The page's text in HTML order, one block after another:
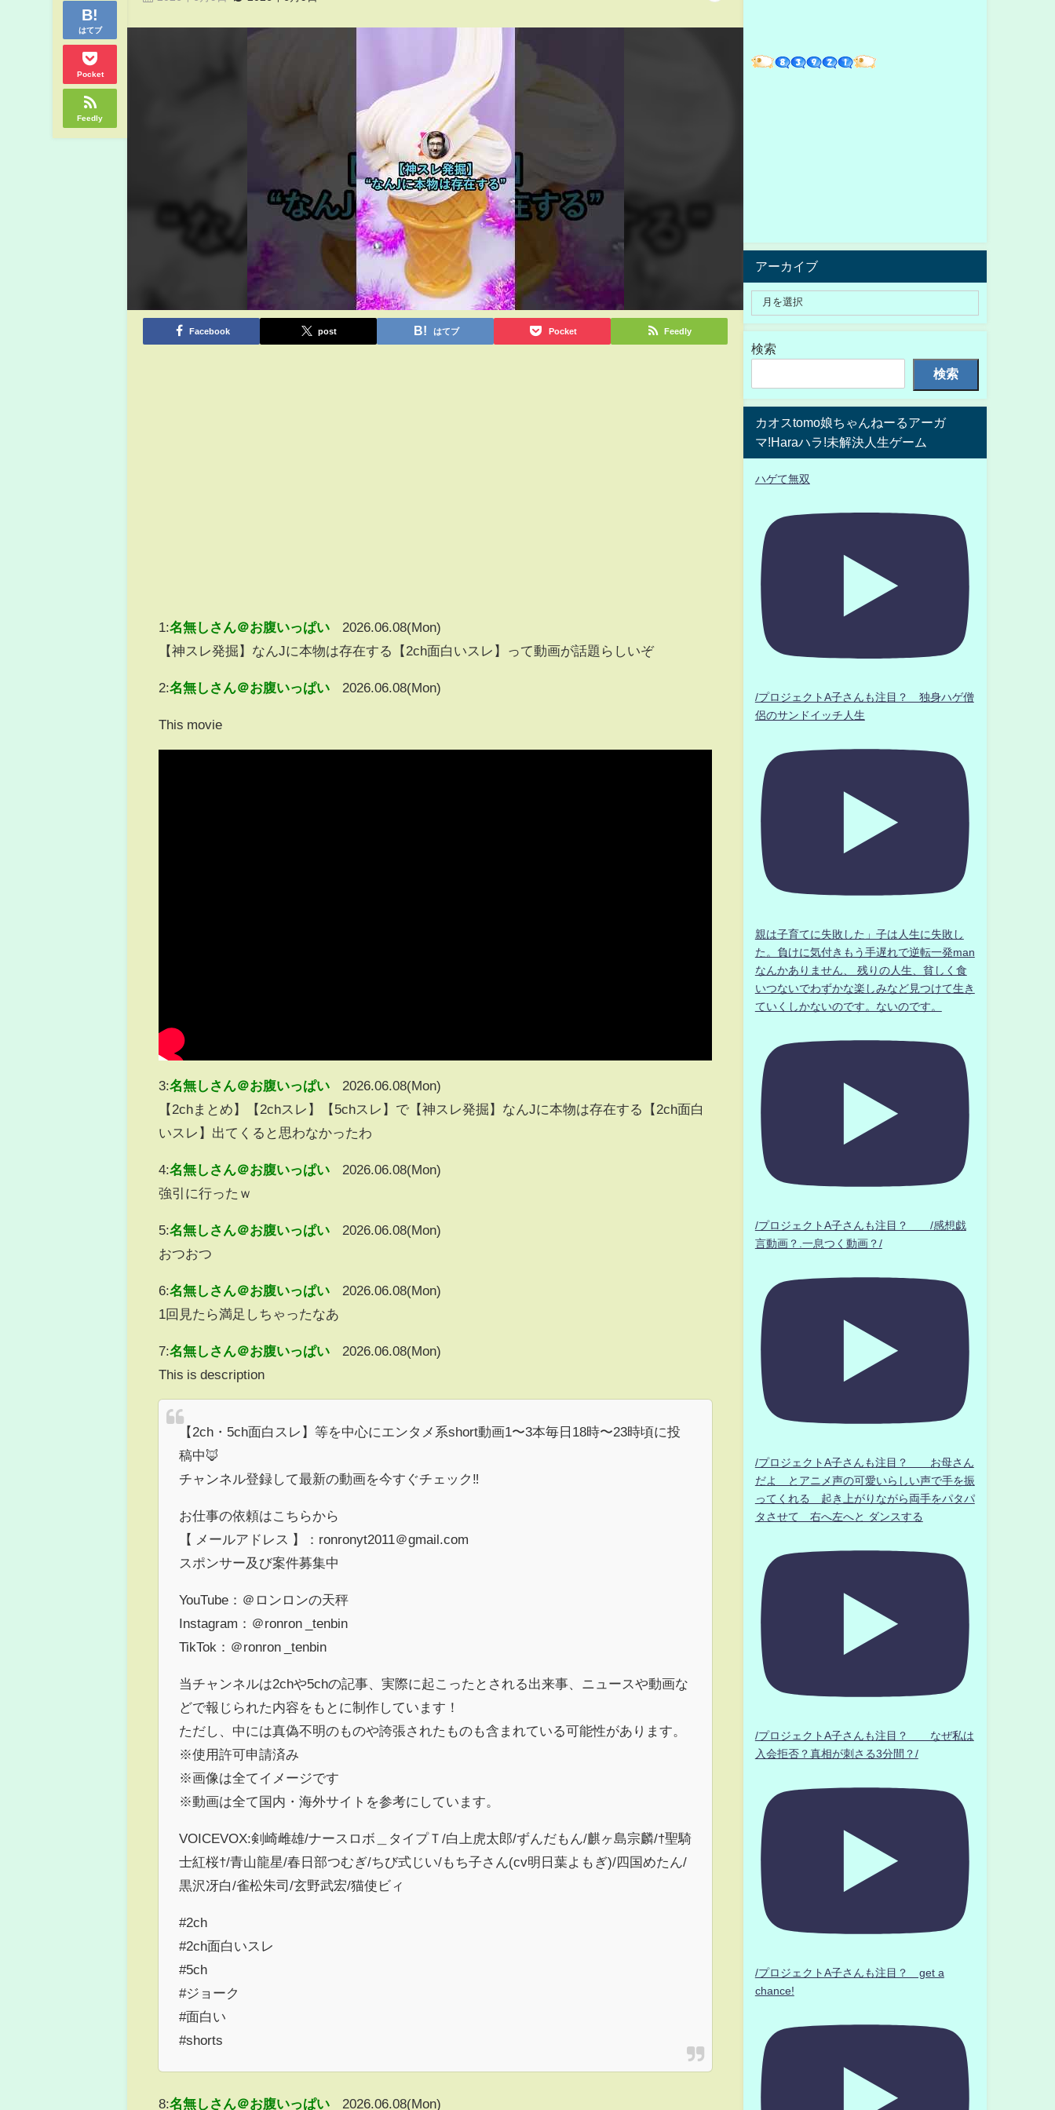
はてブ
Pocket
Feedly
Facebook post はてブ Pocket Feedly
1:名無しさん＠お腹いっぱい
2026.06.08(Mon)
【神スレ発掘】なんJに本物は存在する【2ch面白いスレ】って動画が話題らしいぞ
2:名無しさん＠お腹いっぱい 2026.06.08(Mon)
This movie
3:名無しさん＠お腹いっぱい
2026.06.08(Mon)
【2chまとめ】【2chスレ】【5chスレ】で【神スレ発掘】なんJに本物は存在する【2ch面白
いスレ】出てくると思わなかったわ
4:名無しさん＠お腹いっぱい
2026.06.08(Mon)
強引に行ったｗ
5:名無しさん＠お腹いっぱい
2026.06.08(Mon)
おつおつ
6:名無しさん＠お腹いっぱい
2026.06.08(Mon)
1回見たら満足しちゃったなあ
7:名無しさん＠お腹いっぱい
2026.06.08(Mon)
This is description
【2ch・5ch面白スレ】等を中心にエンタメ系short動画1〜3本毎日18時〜23時頃に投
稿中🦊
チャンネル登録して最新の動画を今すぐチェック‼︎
お仕事の依頼はこちらから
【 メールアドレス 】：ronronyt2011＠gmail.com
スポンサー及び案件募集中
YouTube：＠ロンロンの天秤
Instagram：＠ronron _tenbin
TikTok：＠ronron _tenbin
当チャンネルは2chや5chの記事、実際に起こったとされる出来事、ニュースや動画な
どで報じられた内容をもとに制作しています！
ただし、中には真偽不明のものや誇張されたものも含まれている可能性があります。
※使用許可申請済み
※画像は全てイメージです
※動画は全て国内・海外サイトを参考にしています。
VOICEVOX:剣崎雌雄/ナースロボ＿タイプＴ/白上虎太郎/ずんだもん/麒ヶ島宗麟/†聖騎
士紅桜†/青山龍星/春日部つむぎ/ちび式じい/もち子さん(cv明日葉よもぎ)/四国めたん/
黒沢冴白/雀松朱司/玄野武宏/猫使ビィ
#2ch
#2ch面白いスレ
#5ch
#ジョーク
#面白い
#shorts
8:名無しさん＠お腹いっぱい 2026.06.08(Mon)
アーカイブ
検索
検索
カオスtomo娘ちゃんねーるアーガ
マ!Haraハラ!未解決人生ゲーム
ハゲて無双
/プロジェクトA子さんも注目？ 独身ハゲ僧
侶のサンドイッチ人生
親は子育てに失敗した」子は人生に失敗し
た。負けに気付きもう手遅れで逆転一発man
なんかありません、 残りの人生、貧しく食
いつないでわずかな楽しみなど見つけて生き
ていくしかないのです。ないのです。
/プロジェクトA子さんも注目？ /感想戯
言動画？.一息つく動画？/
/プロジェクトA子さんも注目？ お母さん
だよ とアニメ声の可愛いらしい声で手を振
ってくれる 起き上がりながら両手をパタパ
タさせて 右へ左へと ダンスする
/プロジェクトA子さんも注目？ なぜ私は
入会拒否？真相が刺さる3分間？/
/プロジェクトA子さんも注目？ get a
chance!